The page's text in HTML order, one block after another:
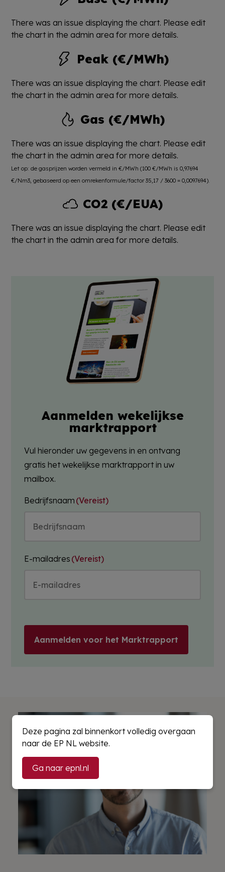
There was an issue displaying the chart. Please edit
the chart in the admin area for more details.
Peak (€/MWh)
There was an issue displaying the chart. Please edit
the chart in the admin area for more details.
Gas (€/MWh)
There was an issue displaying the chart. Please edit
the chart in the admin area for more details.
Let op: de gasprijzen worden vermeld in €/MWh (100 €/MWh is 0,97694
€/Nm3, gebaseerd op een omrekenformule/factor 35,17 / 3600 = 0,0097694).
CO2 (€/EUA)
There was an issue displaying the chart. Please edit
the chart in the admin area for more details.
Aanmelden wekelijkse
marktrapport
Vul hieronder uw gegevens in en ontvang
gratis het wekelijkse marktrapport in uw
mailbox.
Bedrijfsnaam (Vereist)
E-mailadres (Vereist)
Aanmelden voor het Marktrapport
Deze pagina zal binnenkort volledig overgaan
naar de EP NL website.
Ga naar epnl.nl